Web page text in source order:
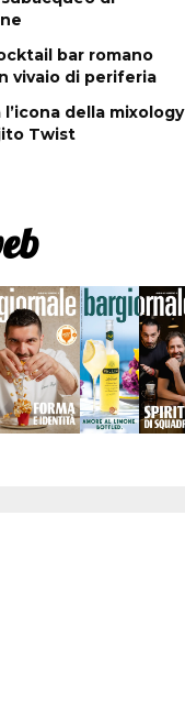
bar romano
vivaio di periferia
l’icona della mixology
Twist